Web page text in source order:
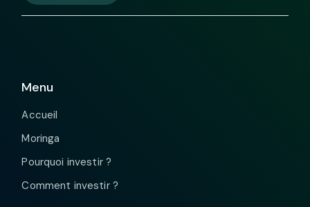
Menu
Accueil
Moringa
Pourquoi investir ?
Comment investir ?